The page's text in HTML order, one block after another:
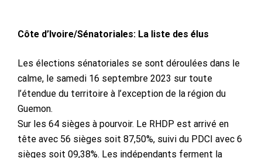
Côte d’Ivoire/Sénatoriales: La liste des élus
Les élections sénatoriales se sont déroulées dans le
calme, le samedi 16 septembre 2023 sur toute
l’étendue du territoire à l’exception de la région du
Guemon.
Sur les 64 sièges à pourvoir. Le RHDP est arrivé en
tête avec 56 sièges soit 87,50%, suivi du PDCI avec 6
sièges soit 09,38%. Les indépendants ferment la